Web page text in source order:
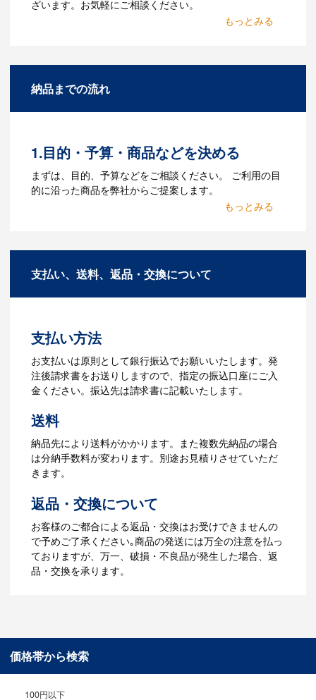
ざいます。お気軽にご相談ください。
があります。Adobe illustratorのaiファイ
Q：ウェブサイトに掲載され
ていないオリジナルのノベル
タマイズが可能です。お気軽にご相談く
納品までの流れ
1.目的・予算・商品などを決める
まずは、目的、予算などをご相談ください。 ご利用の目
的に沿った商品を弊社からご提案します。
お見積を弊社からお出しします。
3.発注・データ入稿
ら、ご注文書をお送りします。
【名入れをする場合】名入れに必要なデ
ータをご入稿頂き、名入れイメージをデ
ータでご確認いただきます。
4.納品
【名入れをする場合】データのご入稿後
３週間程度で納品となります。
【名入れなしの場合】在庫がある場合、3
～5営業日程度で納品となります。
ご利用ガイドをもっとみる
支払い、送料、返品・交換について
支払い方法
お支払いは原則として銀行振込でお願いいたします。発
注後請求書をお送りしますので、指定の振込口座にご入
金ください。振込先は請求書に記載いたします。
送料
納品先により送料がかかります。また複数先納品の場合
は分納手数料が変わります。別途お見積りさせていただ
きます。
返品・交換について
お客様のご都合による返品・交換はお受けできませんの
で予めご了承ください｡商品の発送には万全の注意を払っ
ておりますが、万一、破損・不良品が発生した場合、返
品・交換を承ります。
価格帯から検索
100円以下